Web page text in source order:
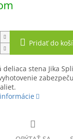
Pridať do
deliaca stena Jika